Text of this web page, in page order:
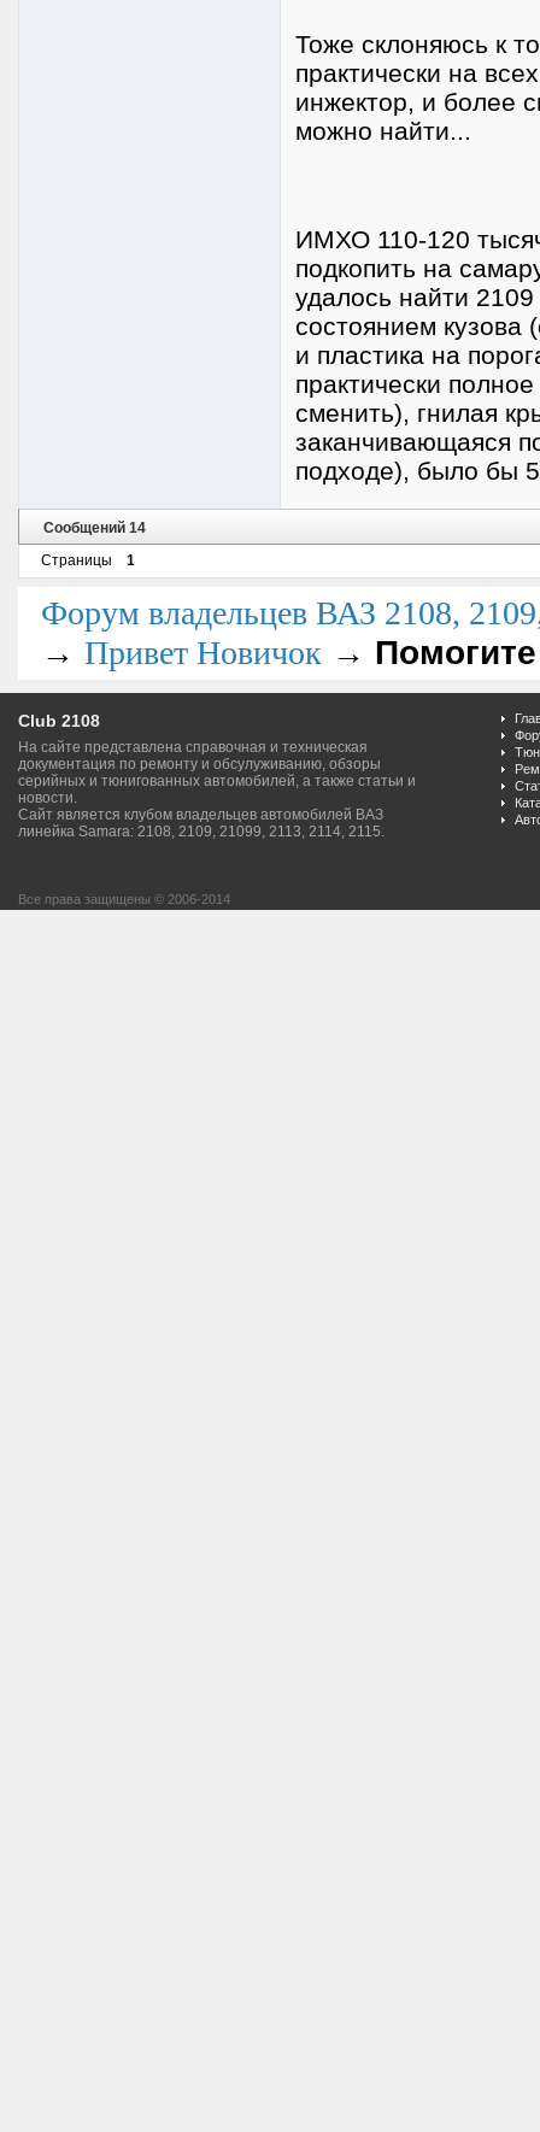
Тоже склоняюсь к
практически на
инжектор, и более
можно найти...
ИМХО 110-120 тысяч
подкопить на
удалось найти
состоянием кузова
и пластика на
практически
сменить), гнилая
заканчивающаяся
подходе), было бы
Сообщений 14
Страницы
1
Форум владельцев ВАЗ 2108,
→ Привет Новичок →
Club 2108
На сайте представлена справочная и техническая
документация по ремонту и обсулуживанию, обзоры
серийных и тюнигованных автомобилей, а также статьи и
новости.
Сайт является клубом владельцев автомобилей ВАЗ
линейка Samara: 2108, 2109, 21099, 2113, 2114, 2115.
Все права защищены © 2006-2014